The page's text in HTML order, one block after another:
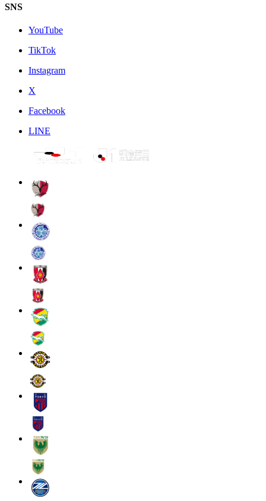
SNS
YouTube
TikTok
Instagram
X
Facebook
LINE